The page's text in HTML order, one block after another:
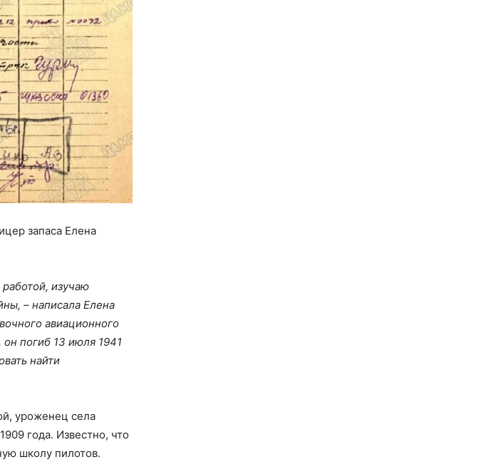
запаса Елена
изучаю
– написала Елена
авиационного
погиб 13 июля 1941
найти
уроженец села
года. Известно, что
школу пилотов.